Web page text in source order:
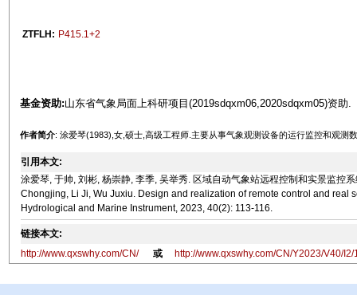
ZTFLH: P415.1+2
基金资助:山东省气象局面上科研项目(2019sdqxm06,2020sdqxm05)资助.
作者简介: 涂爱琴(1983),女,硕士,高级工程师.主要从事气象观测设备的运行监控和观测
引用本文:
涂爱琴, 于帅, 刘彬, 杨崇静, 李季, 吴举秀. 区域自动气象站远程控制和实景监
Chongjing, Li Ji, Wu Juxiu. Design and realization of remote control and
Hydrological and Marine Instrument, 2023, 40(2): 113-116.
链接本文:
http://www.qxswhy.com/CN/
或 http://www.qxswhy.com/CN/Y2023/V40/I2/